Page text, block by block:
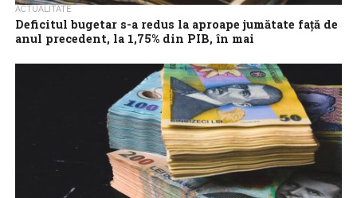
ACTUALITATE
Deficitul bugetar s-a redus la aproape jumătate față de
anul precedent, la 1,75% din PIB, în mai
cu un deficit diminuat semnificativ, de 35,94 miliarde lei, respectiv